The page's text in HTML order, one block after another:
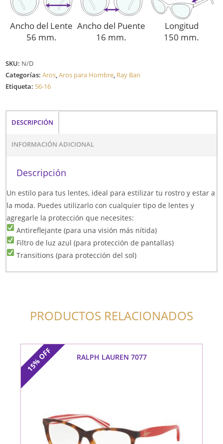
Ancho del Lente
56 mm.
Ancho del Puente
16 mm.
Longitud
150 mm.
SKU: N/D
Categorías:Aros,Aros para Hombre, Ray Ban
Etiqueta: 56-16
DESCRIPCIÓN
INFORMACIÓN ADICIONAL
Descripción
Un estilo para tus lentes, ideal para estilizar tu rostro y estar a
la moda. Puedes utilizarlo con cualquier tipo de lentes y
agregarle la protección que necesites:
Antireflejante (para una visión más nítida)
Filtro de luz azul (para protección de pantallas)
Transitions (para protección del sol)
PRODUCTOS RELACIONADOS
15%
OFF RALPH LAUREN 7077